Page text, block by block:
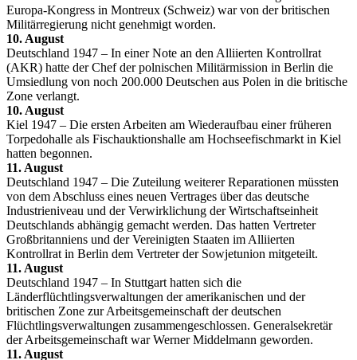
Europa-Kongress in Montreux (Schweiz) war von der britischen
Militärregierung nicht genehmigt worden.
10. August
Deutschland 1947 – In einer Note an den Alliierten Kontrollrat
(AKR) hatte der Chef der polnischen Militärmission in Berlin die
Umsiedlung von noch 200.000 Deutschen aus Polen in die britische
Zone verlangt.
10. August
Kiel 1947 – Die ersten Arbeiten am Wiederaufbau einer früheren
Torpedohalle als Fischauktionshalle am Hochseefischmarkt in Kiel
hatten begonnen.
11. August
Deutschland 1947 – Die Zuteilung weiterer Reparationen müssten
von dem Abschluss eines neuen Vertrages über das deutsche
Industrieniveau und der Verwirklichung der Wirtschaftseinheit
Deutschlands abhängig gemacht werden. Das hatten Vertreter
Großbritanniens und der Vereinigten Staaten im Alliierten
Kontrollrat in Berlin dem Vertreter der Sowjetunion mitgeteilt.
11. August
Deutschland 1947 – In Stuttgart hatten sich die
Länderflüchtlingsverwaltungen der amerikanischen und der
britischen Zone zur Arbeitsgemeinschaft der deutschen
Flüchtlingsverwaltungen zusammengeschlossen. Generalsekretär
der Arbeitsgemeinschaft war Werner Middelmann geworden.
11. August